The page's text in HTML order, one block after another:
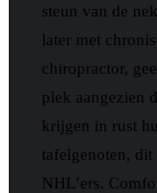
steun van de
later met
chiropractor,
plek aangezien
krijgen in rust
tafelgenoten,
NHL’ers.